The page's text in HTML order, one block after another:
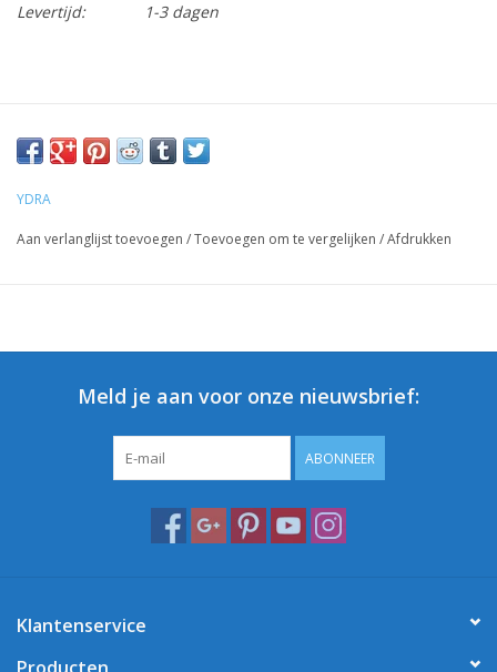
Levertijd:
1-3 dagen
YDRA
Aan verlanglijst toevoegen /Toevoegen om te vergelijken /Afdrukken
Meld je aan voor onze nieuwsbrief:
ABONNEER
Klantenservice